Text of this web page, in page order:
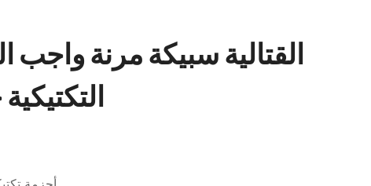
القتالية سبيكة مرنة واجب